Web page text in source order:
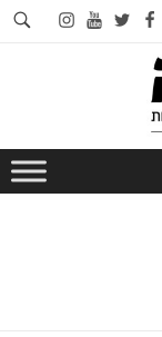
facebook
twitter
youtube
instagram